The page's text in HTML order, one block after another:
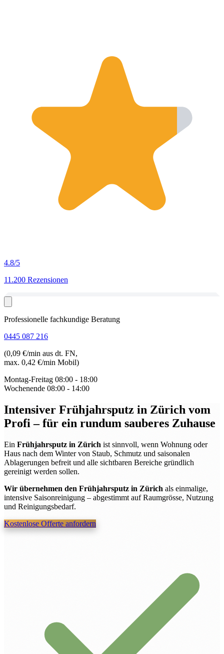
4.8/5
11.200 Rezensionen
Professionelle fachkundige Beratung
0445 087 216
(0,09 €/min aus dt. FN,
max. 0,42 €/min Mobil)
Montag-Freitag 08:00 - 18:00
Wochenende 08:00 - 14:00
Intensiver Frühjahrsputz in Zürich vom
Profi– für ein rundum sauberes Zuhause
Ein Frühjahrsputz in Zürich ist sinnvoll, wenn Wohnung oder
Haus nach dem Winter von Staub, Schmutz und saisonalen
Ablagerungen befreit und alle sichtbaren Bereiche gründlich
gereinigt werden sollen.
Wir übernehmen den Frühjahrsputz in Zürich als einmalige,
intensive Saisonreinigung – abgestimmt auf Raumgrösse, Nutzung
und Reinigungsbedarf.
Kostenlose Offerte anfordern